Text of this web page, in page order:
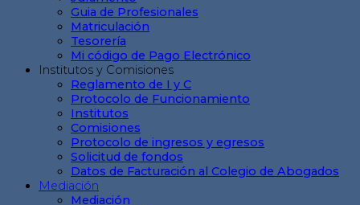
Guia de Profesionales
Matriculación
Tesorería
Mi código de Pago Electrónico
Institutos y Comisiones
Reglamento de I y C
Protocolo de Funcionamiento
Institutos
Comisiones
Protocolo de ingresos y egresos
Solicitud de fondos
Datos de Facturación al Colegio de Abogados
Mediación
Mediación